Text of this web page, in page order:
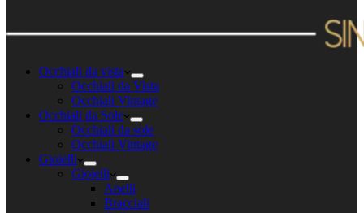
Occhiali da vista
Occhiali da Vista
Occhiali Vintage
Occhiali da Sole
Occhiali da sole
Occhiali Vintage
Gioielli
Gioielli
Anelli
Bracciali